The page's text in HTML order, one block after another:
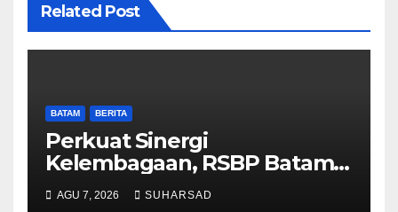
Related Post
BATAM BERITA
Perkuat Sinergi
Kelembagaan, RSBP Batam
dan BPOM Pastikan
AGU 7, 2026 SUHARSAD